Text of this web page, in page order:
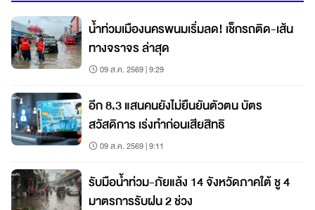
น้ำท่วมเมืองนครพนมเริ่มลด! เช็กรถติด-เส้น
ทางจราจร ล่าสุด
09 ส.ค. 2569 | 9:29
อีก 8.3 แสนคนยังไม่ยืนยันตัวตน บัตร
สวัสดิการ เร่งทำก่อนเสียสิทธิ
09 ส.ค. 2569 | 9:11
รับมือน้ำท่วม-ภัยแล้ง 14 จังหวัดภาคใต้ ชู 4
มาตรการรับฝน 2 ช่วง